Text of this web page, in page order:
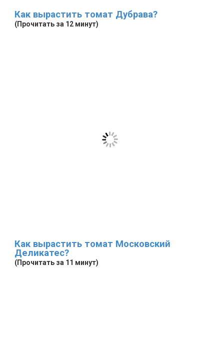
Как вырастить томат Дубрава?
(Прочитать за 12 минут)
Как вырастить томат Московский
Деликатес?
(Прочитать за 11 минут)